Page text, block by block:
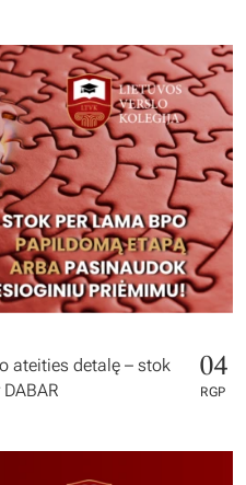
ateities detalę – stok
04
RGP